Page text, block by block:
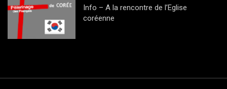
Info – A la rencontre de l’Eglise
coréenne